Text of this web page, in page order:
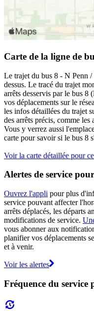
Carte de la ligne de
Le trajet du bus 8 - N
dessus. Le tracé du trajet
arrêts desservis par le bus
vos déplacements sur le
les infos détaillées du trajet
des arrêts précis, comme les
Vous y verrez aussi
carte pour savoir si le bus 8
Voir la carte détaillée pour
Alertes de service
Ouvrez l'appli pour plus
service pouvant affecter
arrêts déplacés, les départs
modifications de service.
vous abonner aux
planifier vos déplacements
et à venir.
Voir les alertes
Fréquence du